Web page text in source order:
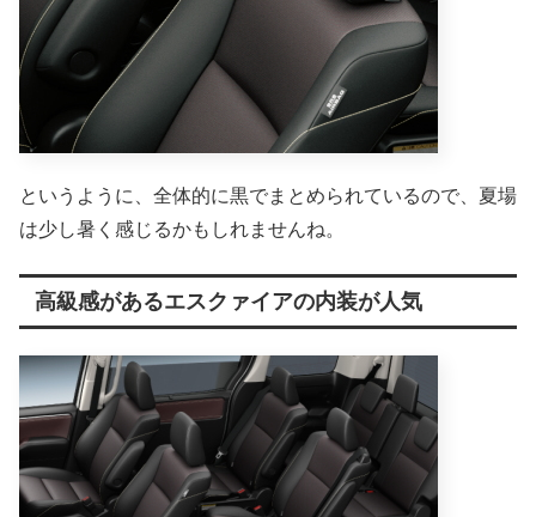
というように、全体的に黒でまとめられているので、夏場
は少し暑く感じるかもしれませんね。
高級感があるエスクァイアの内装が人気